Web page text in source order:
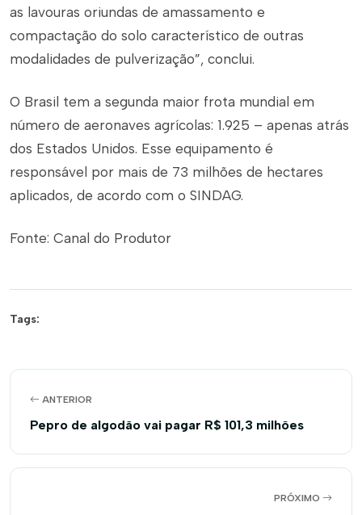
as lavouras oriundas de amassamento e
compactação do solo característico de outras
modalidades de pulverização”, conclui.
O Brasil tem a segunda maior frota mundial em
número de aeronaves agrícolas: 1.925 – apenas atrás
dos Estados Unidos. Esse equipamento é
responsável por mais de 73 milhões de hectares
aplicados, de acordo com o SINDAG.
Fonte: Canal do Produtor
Tags:
ANTERIOR
Pepro de algodão vai pagar R$ 101,3 milhões
PRÓXIMO